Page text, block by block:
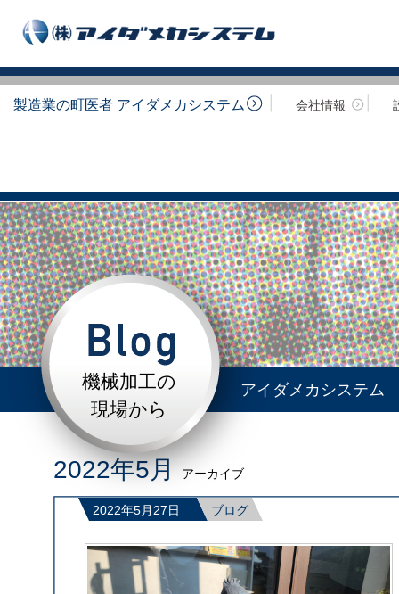
製造業の町医者 アイダメカシステム 会社情報
機械加工の
現場から
アイダメカシステム
2022年5月アーカイブ
2022年5月27日 ブログ